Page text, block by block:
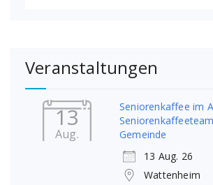
Veranstaltungen
13
Aug.
Seniorenkaffee im
Gemeinde
13 Aug. 26
Wattenheim